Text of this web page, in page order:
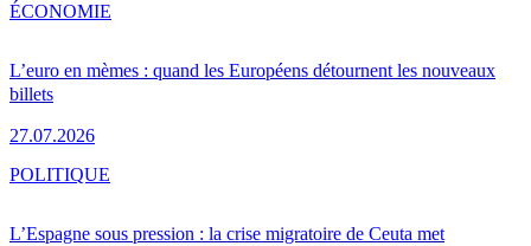
L’euro en mèmes : quand les Européens détournent les nouveaux
billets
27.07.2026
ÉCONOMIE
L’Espagne sous pression : la crise migratoire de Ceuta met
POLITIQUE